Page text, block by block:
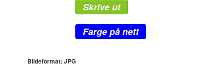
Skrive ut
Farge på nett
Bildeformat: JPG